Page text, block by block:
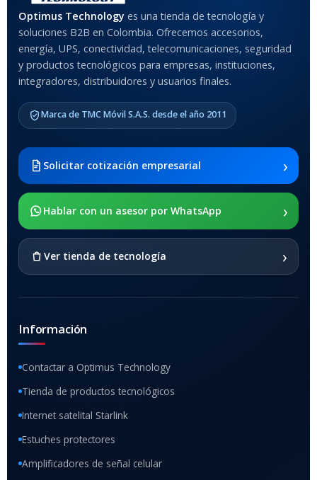
Anti-Shock
MODELO DE TABLETS
COMPATIBLES
2021 SM-x200 / Samsung
Galaxy Tab A8 10.5 2021 SM-
x205
SOPORTE DE APOYO
Optimus Technology es una tienda de tecnología y
soluciones B2B en Colombia. Ofrecemos accesorios,
energía, UPS, conectividad, telecomunicaciones, seguridad
y productos tecnológicos para empresas, instituciones,
integradores, distribuidores y usuarios finales.
Marca de TMC Móvil S.A.S. desde el año 2011
Solicitar cotización empresarial ›
Hablar con un asesor por WhatsApp ›
Ver tienda de tecnología ›
Información
Contactar a Optimus Technology
Tienda de productos tecnológicos
Internet satelital Starlink
Estuches protectores
Amplificadores de señal celular